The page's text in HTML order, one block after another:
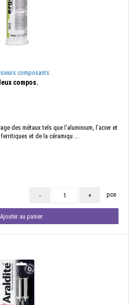
composants
compos.
des métaux tels que l'aluminium, l'acier et
et de la céramiqu ...
- + pce
Ajouter au panier